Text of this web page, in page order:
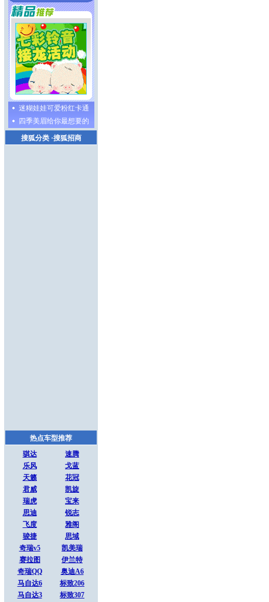
迷糊娃娃可爱粉红卡通
四季美眉给你最想要的
搜狐分类·搜狐招商
热点车型推荐
骐达
速腾
乐风
戈蓝
天籁
花冠
君威
凯旋
瑞虎
宝来
思迪
锐志
飞度
雅阁
骏捷
思域
奇瑞v5
凯美瑞
赛拉图
伊兰特
奇瑞QQ
奥迪A6
马自达6
标致206
马自达3
标致307